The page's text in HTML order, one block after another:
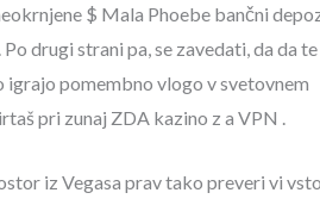
$ Mala Phoebe bančni
drugi strani pa, se zavedati, da da
pomembno vlogo v svetovnem
pri zunaj ZDA kazino z a VPN .
iz Vegasa prav tako preveri vi